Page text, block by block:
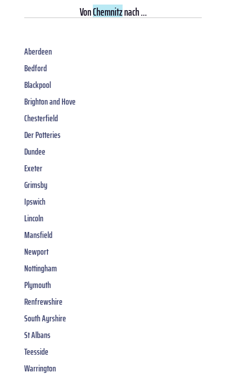
VonChemnitznach ...
Aberdeen
Bedford
Blackpool
Brighton and Hove
Chesterfield
Der Potteries
Dundee
Exeter
Grimsby
Ipswich
Lincoln
Mansfield
Newport
Nottingham
Plymouth
Renfrewshire
South Ayrshire
St Albans
Teesside
Warrington